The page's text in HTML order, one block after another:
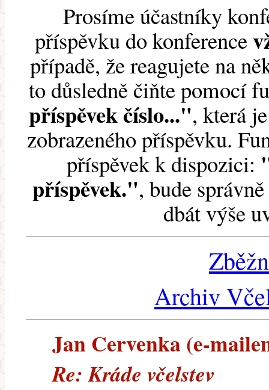
Prosíme účastníky
příspěvku do konference
případě, že reagujete na
to důsledně čiňte pomocí
příspěvek číslo...", která
zobrazeného příspěvku.
příspěvek k dispozici:
příspěvek.", bude
dbát výše
Archiv
Jan Cervenka (e-
Re: Kráde včelstev